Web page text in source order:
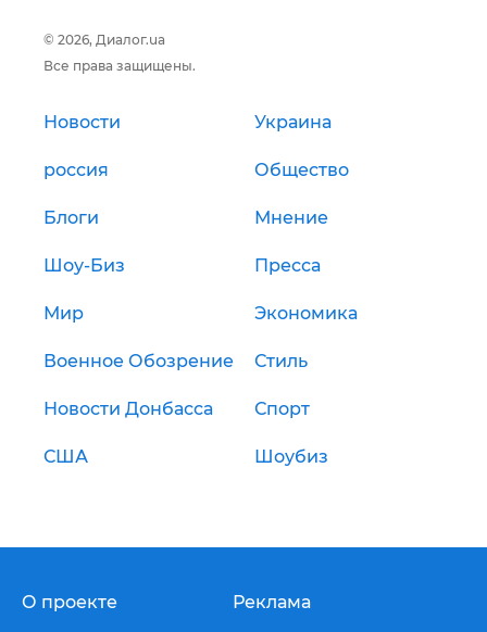
© 2026, Диалог.ua
Все права защищены.
Новости Украина
россия Общество
Блоги Мнение
Шоу-Биз Пресса
Мир Экономика
Военное Обозрение Стиль
Новости Донбасса Спорт
США Шоубиз
О проекте Реклама